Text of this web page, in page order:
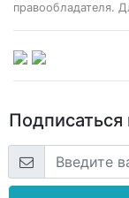
правообладателя.
Подписаться